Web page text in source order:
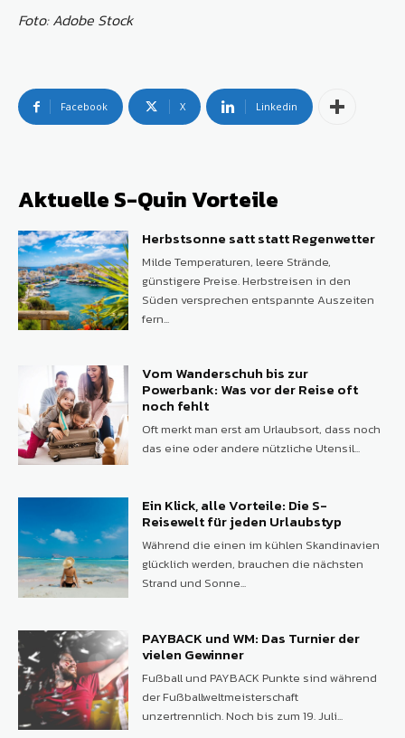
Foto: Adobe Stock
Facebook X Linkedin
Aktuelle S-Quin Vorteile
Herbstsonne satt statt Regenwetter
Milde Temperaturen, leere Strände,
günstigere Preise. Herbstreisen in den
Süden versprechen entspannte Auszeiten
fern...
Vom Wanderschuh bis zur
Powerbank: Was vor der Reise oft
noch fehlt
Oft merkt man erst am Urlaubsort, dass noch
das eine oder andere nützliche Utensil...
Ein Klick, alle Vorteile: Die S-
Reisewelt für jeden Urlaubstyp
Während die einen im kühlen Skandinavien
glücklich werden, brauchen die nächsten
Strand und Sonne...
PAYBACK und WM: Das Turnier der
vielen Gewinner
Fußball und PAYBACK Punkte sind während
der Fußballweltmeisterschaft
unzertrennlich. Noch bis zum 19. Juli...